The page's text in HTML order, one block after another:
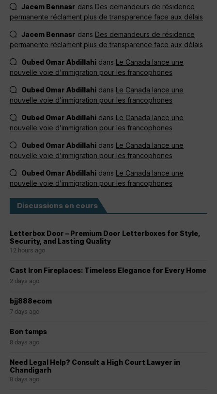
Jacem Bennasr dans Des demandeurs de résidence
permanente réclament plus de transparence face aux délais
Jacem Bennasr dans Des demandeurs de résidence
permanente réclament plus de transparence face aux délais
Oubed Omar Abdillahi dans Le Canada lance une
nouvelle voie d’immigration pour les francophones
Oubed Omar Abdillahi dans Le Canada lance une
nouvelle voie d’immigration pour les francophones
Oubed Omar Abdillahi dans Le Canada lance une
nouvelle voie d’immigration pour les francophones
Oubed Omar Abdillahi dans Le Canada lance une
nouvelle voie d’immigration pour les francophones
Oubed Omar Abdillahi dans Le Canada lance une
nouvelle voie d’immigration pour les francophones
Discussions en cours
Letterbox Door – Premium Door Letterboxes for Style,
Security, and Lasting Quality
12 hours ago
Cast Iron Fireplaces: Timeless Elegance for Every Home
2 days ago
bjj888ecom
7 days ago
Bon temps
8 days ago
Need Legal Help? Consult a High Court Lawyer in
Chandigarh
8 days ago